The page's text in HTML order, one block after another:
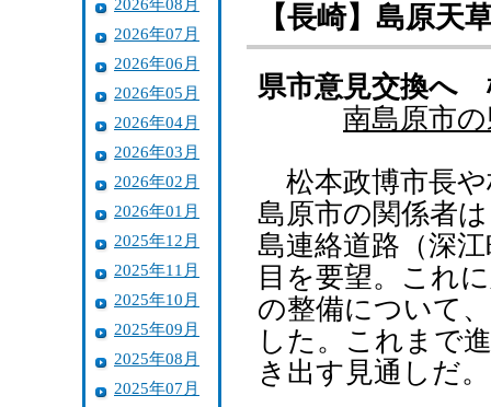
2026年08月
2026年07月
2026年06月
2026年05月
2026年04月
2026年03月
2026年02月
2026年01月
2025年12月
2025年11月
2025年10月
2025年09月
2025年08月
2025年07月
【長崎】島原天
県市意見交換へ
南島原市
松本政博市長や
島原市の関係者
島連絡道路（深
目を要望。これ
の整備について
した。これまで
き出す見通しだ。